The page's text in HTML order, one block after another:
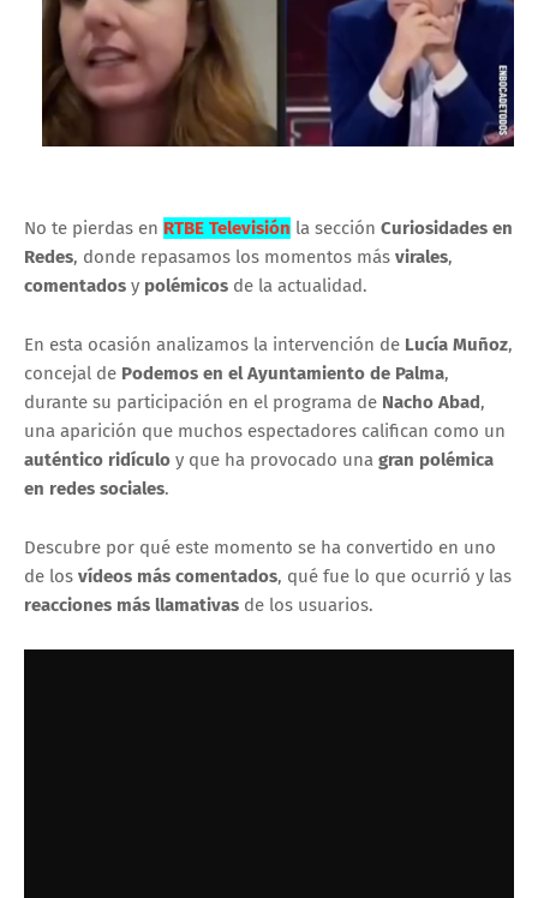
No te pierdas en RTBE Televisión la sección Curiosidades en
Redes, donde repasamos los momentos más virales,
comentados y polémicos de la actualidad.
En esta ocasión analizamos la intervención de Lucía Muñoz,
concejal de Podemos en el Ayuntamiento de Palma,
durante su participación en el programa de Nacho Abad,
una aparición que muchos espectadores califican como un
auténtico ridículo y que ha provocado una gran polémica
en redes sociales.
Descubre por qué este momento se ha convertido en uno
de los vídeos más comentados, qué fue lo que ocurrió y las
reacciones más llamativas de los usuarios.